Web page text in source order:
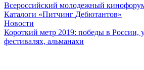
Всероссийский молодежный
Каталоги «Питчинг Дебютантов»
Новости
Короткий метр 2019: победы в России,
фестивалях, альманахи